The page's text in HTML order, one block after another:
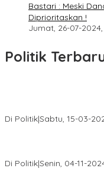
Bastari : Meski
Diprioritaskan !
Jumat, 26-07-2024,
Politik
Di Politik|Sabtu, 15-03-
Di Politik|Senin, 04-11-